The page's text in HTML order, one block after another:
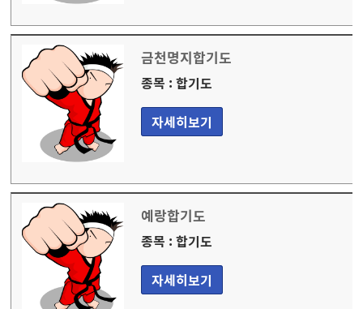
금천명지합기도
종목 : 합기도
자세히보기
예랑합기도
종목 : 합기도
자세히보기